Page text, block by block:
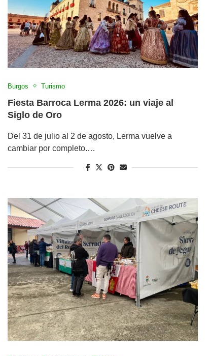
Burgos Turismo
Fiesta Barroca Lerma 2026: un viaje al
Siglo de Oro
Del 31 de julio al 2 de agosto, Lerma vuelve a
cambiar por completo.…